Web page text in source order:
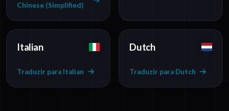
Chinese (Simplified)
Italian
Traduzir para Italian
Dutch
Traduzir para Dutch